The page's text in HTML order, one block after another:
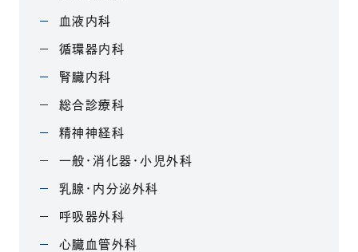
血液内科
循環器内科
腎臓内科
総合診療科
精神神経科
一般・消化器・小児外科
乳腺・内分泌外科
呼吸器外科
心臓血管外科